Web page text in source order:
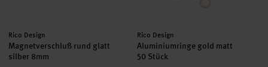
Hersteller:
Rico Design
Magnetverschluß rund glatt
silber 8mm
Hersteller:
Rico Design
Aluminiumringe gold matt
50 Stück